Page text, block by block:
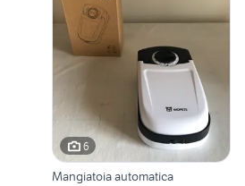
6
Mangiatoia automatica